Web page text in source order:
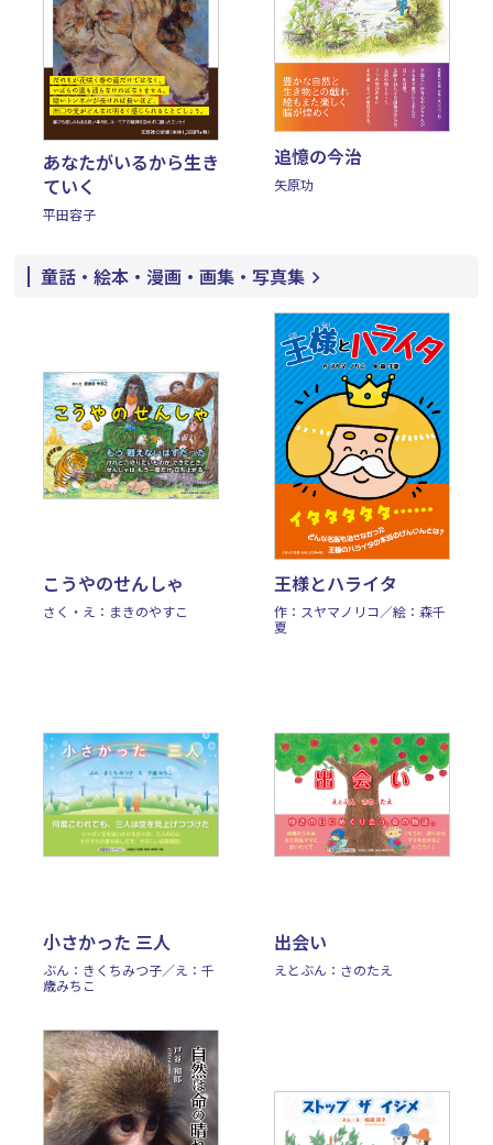
あなたがいるから生き
ていく
平田容子
追憶の今治
矢原功
童話・絵本・漫画・画集・写真集
こうやのせんしゃ
さく・え：まきのやすこ
王様とハライタ
作：スヤマノリコ／絵：森千
夏
小さかった 三人
ぶん：きくちみつ子／え：千
歳みちこ
出会い
えとぶん：さのたえ